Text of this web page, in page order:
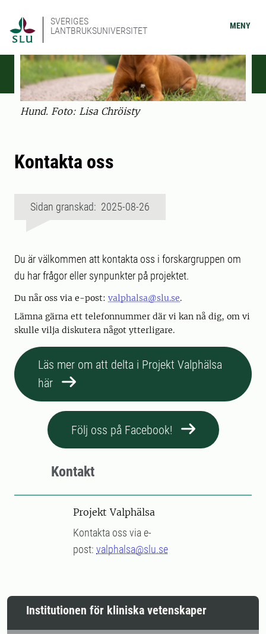
SVERIGES
LANTBRUKSUNIVERSITET
MENY
Hund. Foto: Lisa Chröisty
Kontakta oss
Sidan granskad: 2025-08-26
Du är välkommen att kontakta oss i forskargruppen om
du har frågor eller synpunkter på projektet.
Du når oss via e-post: valphalsa@slu.se.
Lämna gärna ett telefonnummer där vi kan nå dig, om vi
skulle vilja diskutera något ytterligare.
Läs mer om att delta i Projekt Valphälsa
här
Följ oss på Facebook!
Kontakt
Projekt Valphälsa
Kontakta oss via e-
post: valphalsa@slu.se
Institutionen för kliniska vetenskaper